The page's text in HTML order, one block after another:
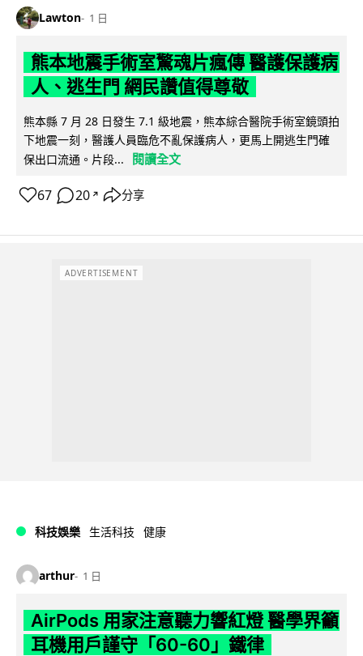
Lawton 1 日
熊本地震手術室驚魂片瘋傳 醫護保護病
人、逃生門 網民讚值得尊敬
熊本縣 7 月 28 日發生 7.1 級地震，熊本綜合醫院手術室鏡頭拍
下地震一刻，醫護人員臨危不亂保護病人，更馬上開逃生門確
保出口流通。片段...
閱讀全文
67 20 ↗ 分享
ADVERTISEMENT
科技娛樂 生活科技 健康
arthur 1 日
AirPods 用家注意聽力響紅燈 醫學界籲
耳機用戶謹守「60-60」鐵律